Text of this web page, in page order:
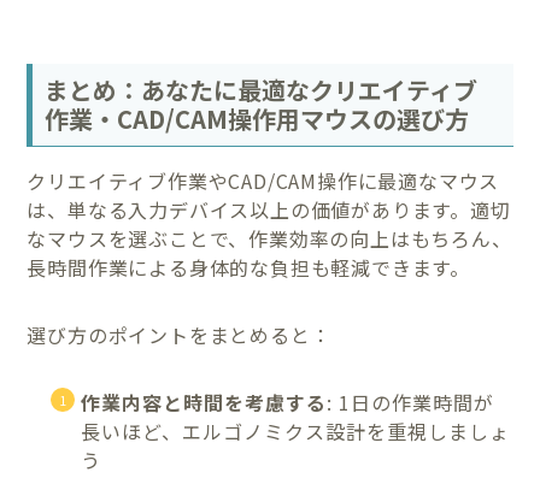
まとめ：あなたに最適なクリエイティブ
作業・CAD/CAM操作用マウスの選び方
クリエイティブ作業やCAD/CAM操作に最適なマウス
は、単なる入力デバイス以上の価値があります。適切
なマウスを選ぶことで、作業効率の向上はもちろん、
長時間作業による身体的な負担も軽減できます。
選び方のポイントをまとめると：
作業内容と時間を考慮する: 1日の作業時間が
長いほど、エルゴノミクス設計を重視しましょ
う